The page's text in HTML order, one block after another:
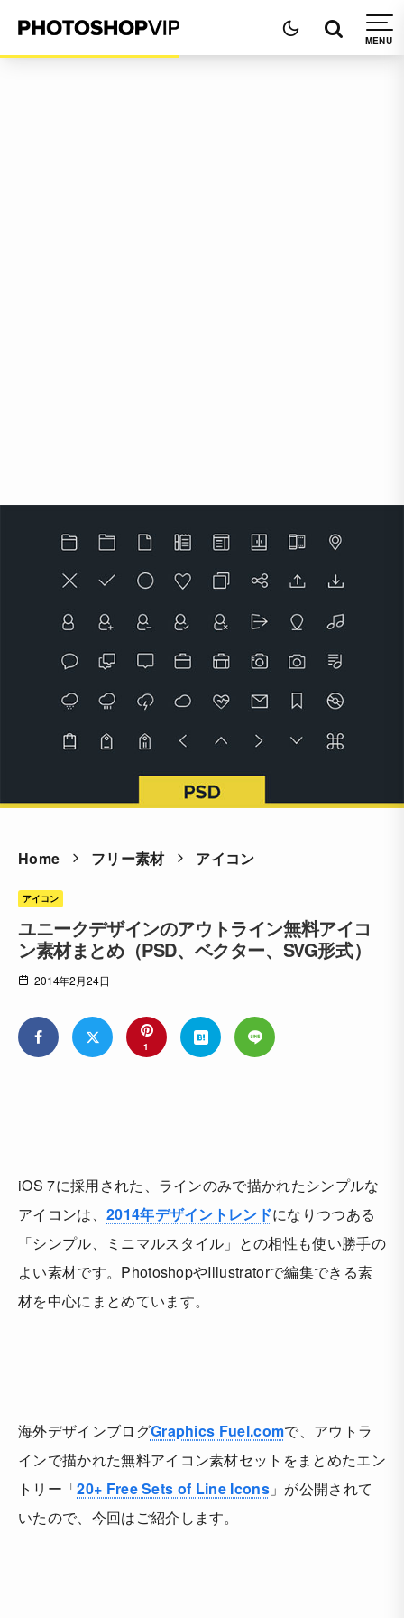
Home フリー素材 アイコン
アイコン
ユニークデザインのアウトライン無料アイコ
ン素材まとめ（PSD、ベクター、SVG形式）
2014年2月24日
1
iOS 7に採用された、ラインのみで描かれたシンプルな
アイコンは、 2014年デザイントレンドになりつつある
「シンプル、ミニマルスタイル」との相性も使い勝手の
よい素材です。PhotoshopやIllustratorで編集できる素
材を中心にまとめています。
海外デザインブログGraphics Fuel.comで、アウトラ
インで描かれた無料アイコン素材セットをまとめたエン
トリー「20+ Free Sets of Line Icons」が公開されて
いたので、今回はご紹介します。